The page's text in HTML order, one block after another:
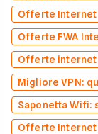
Offerte Internet
Offerte FWA
Offerte internet
Migliore VPN:
Saponetta
Offerte Internet